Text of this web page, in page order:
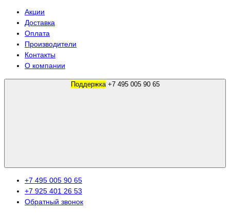
Акции
Доставка
Оплата
Производители
Контакты
О компании
Поддержка +7 495 005 90 65
+7 495 005 90 65
+7 925 401 26 53
Обратный звонок